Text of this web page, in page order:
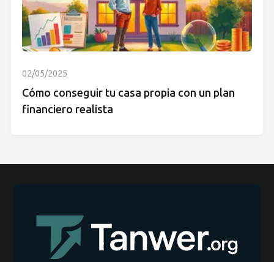
02/05/2025
Cómo conseguir tu casa propia con un plan
financiero realista